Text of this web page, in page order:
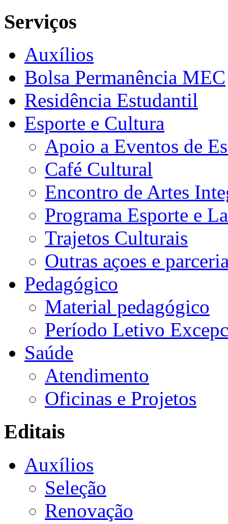
Serviços
Auxílios
Bolsa Permanência MEC
Residência Estudantil
Esporte e Cultura
Apoio a Eventos de
Café Cultural
Encontro de Artes
Programa Esporte e
Trajetos Culturais
Outras açoes e
Pedagógico
Material pedagógico
Período Letivo
Saúde
Atendimento
Oficinas e Projetos
Editais
Auxílios
Seleção
Renovação